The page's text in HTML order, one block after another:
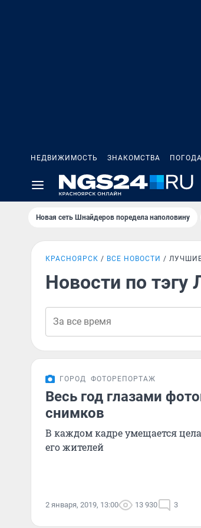
НЕДВИЖИМОСТЬ ЗНАКОМСТВА ПОГОДА
Новая сеть Шнайдеров поредела наполовину
КРАСНОЯРСК ВСЕ НОВОСТИ
Новости по
ГОРОД ФОТОРЕПОРТАЖ
Весь год глазами
снимков
В каждом кадре умещается
его жителей
2 января, 2019, 13:00 13 930 3